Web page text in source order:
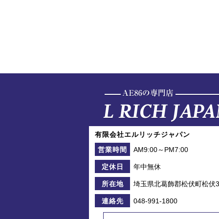
有限会社エルリッチジャパン
営業時間
AM9:00～PM7:00
定休日 年中無休
所在地 埼玉県北葛飾郡松伏町松伏
連絡先 048-991-1800